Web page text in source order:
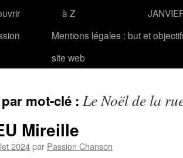
à Z
Mentions légales : but et
site web
mot-clé : Le Noël de la
Mireille
2024par Passion Chanson